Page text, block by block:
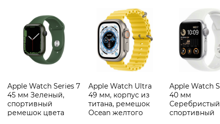
Apple Watch Series 7
45 мм Зеленый,
спортивный
ремешок цвета
Apple Watch Ultra
49 мм, корпус из
титана, ремешок
Ocean желтого
Apple Watch
40 мм
спортивный